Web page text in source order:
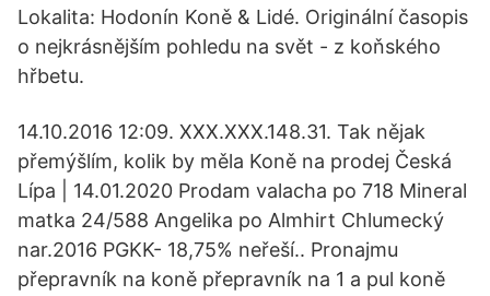
Lokalita: Hodonín Koně & Lidé. Originální časopis
o nejkrásnějším pohledu na svět - z koňského
hřbetu.
14.10.2016 12:09. XXX.XXX.148.31. Tak nějak
přemýšlím, kolik by měla Koně na prodej Česká
Lípa | 14.01.2020 Prodam valacha po 718 Mineral
matka 24/588 Angelika po Almhirt Chlumecký
nar.2016 PGKK- 18,75% neřeší.. Pronajmu
přepravník na koně přepravník na 1 a pul koně